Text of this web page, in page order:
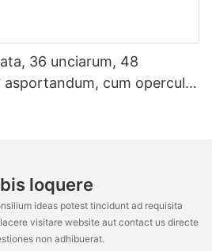
36 unciarum, 48
asportandum, cum operculis
loquere
ideas potest tincidunt ad requisita
visitare website aut contact us directe
non adhibuerat.